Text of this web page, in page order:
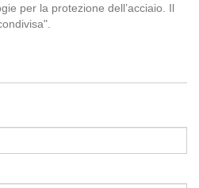
per la protezione dell’acciaio. Il